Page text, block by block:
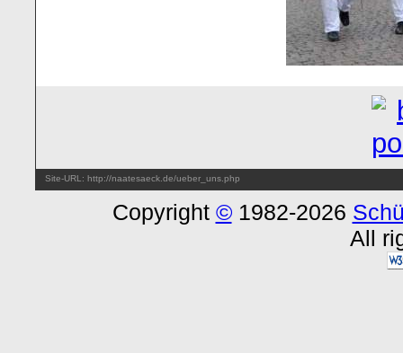
Site-URL: http://naatesaeck.de/ueber_uns.php
Copyright © 1982-2026
All